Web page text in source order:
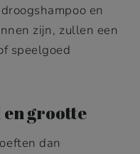
en
zijn, zullen een
speelgoed
grootte
dan